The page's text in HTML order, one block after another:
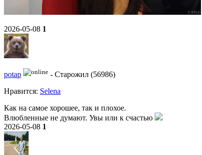
2026-05-08 1
potap - Старожил (56986)
Нравитcя: Selena
Как на самое хорошее, так и плохое.
Влюбленные не думают. Увы или к счастью
2026-05-08 1